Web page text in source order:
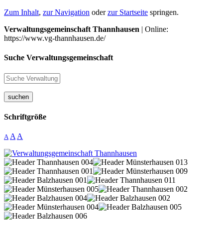
Zum Inhalt, zur Navigation oderzur Startseite springen.
Verwaltungsgemeinschaft Thannhausen | Online:
https://www.vg-thannhausen.de/
Suche Verwaltungsgemeinschaft
suchen
Schriftgröße
A A A